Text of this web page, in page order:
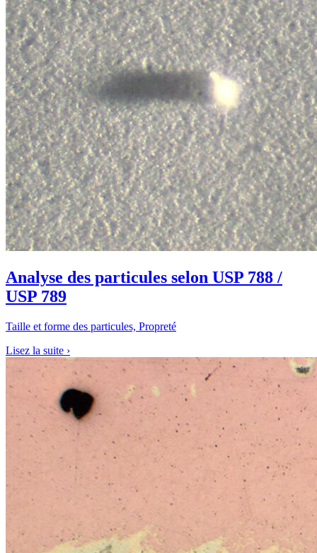
Analyse des particules selon USP 788 /
USP 789
Taille et forme des particules, Propreté
Lisez la suite ›